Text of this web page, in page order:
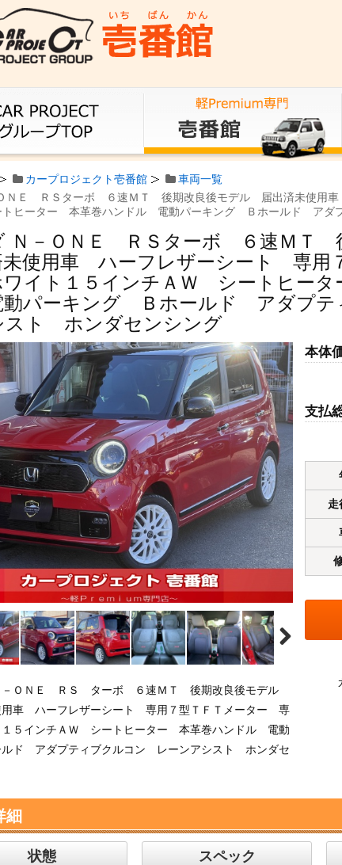
カープロジェクト壱番館
車両一覧
ＮＥ ＲＳターボ ６速ＭＴ 後期改良後モデル 届出済未使用
ヒーター 本革巻ハンドル 電動パーキング Ｂホールド アダ
Ｎ－ＯＮＥ ＲＳターボ ６速ＭＴ
未使用車 ハーフレザーシート 専用
ワイト１５インチＡＷ シートヒー
パーキング Ｂホールド アダプテ
スト ホンダセンシング
ＯＮＥ ＲＳ ターボ ６速ＭＴ 後期改良後モデル
用車 ハーフレザーシート 専用７型ＴＦＴメーター 専
１５インチＡＷ シートヒーター 本革巻ハンドル 電動
ド アダプティブクルコン レーンアシスト ホンダセ
本体
支払
走
細
状態 スペック